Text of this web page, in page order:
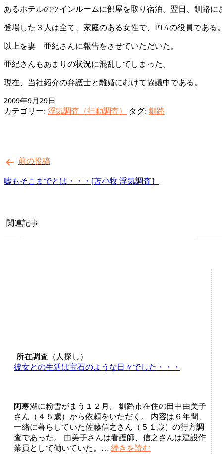
あるホテルのツインルームに部屋を取り宿泊。翌日、釧路に
登場した３人は全て、家庭のある女性で、PTAの役員である
以上を妻 亜紀さんに報告をさせていただいた。
亜紀さんもあまりの状況に混乱してしまった。
現在、当社紹介の弁護士と離婚にむけて協議中である。
2009年9月29日
カテゴリー: 浮気調査（行動調査） タグ: 釧路
稿
ナ
ー
前の投稿
嘘もそこまでとは・・・[苫小牧 浮気調査］
関連記事
所在調査（人探し）
彼女との生活は宝石のような日々でした・・・
阿寒湖に粉雪がまう１２月。 釧路市在住の田中由美子
さん（４５歳）から依頼をいただく。 内容は６年間、
一緒に暮らしていた佐藤信之さん（５１歳）の行方調
査であった。 由美子さんは看護師、信之さんは建設作
業員として働いていた。… 続きを読む彼